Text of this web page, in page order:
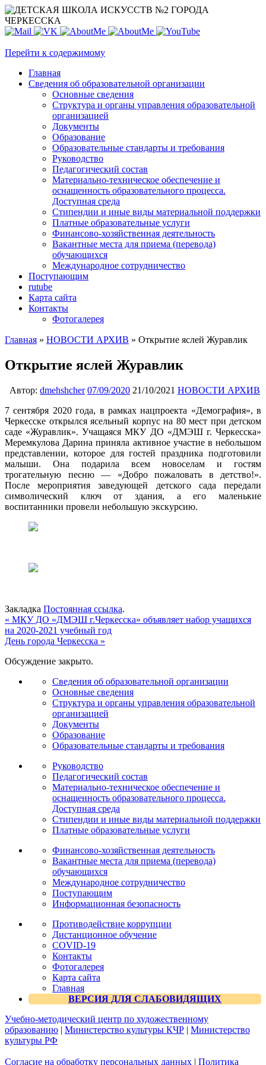
Перейти к содержимому
Главная
Сведения об образовательной организации
Основные сведения
Структура и органы управления образовательной
организацией
Документы
Образование
Образовательные стандарты и требования
Руководство
Педагогический состав
Материально-техническое обеспечение и
оснащенность образовательного процесса.
Доступная среда
Стипендии и иные виды материальной поддержки
Платные образовательные услуги
Финансово-хозяйственная деятельность
Вакантные места для приема (перевода)
обучающихся
Международное сотрудничество
Поступающим
rutube
Карта сайта
Контакты
Фотогалерея
Главная » НОВОСТИ АРХИВ » Открытие яслей Журавлик
Открытие яслей Журавлик
Автор: dmehshcher 07/09/2020 21/10/2021 НОВОСТИ АРХИВ
7 сентября 2020 года, в рамках нацпроекта «Демография», в
Черкесске открылся ясельный корпус на 80 мест при детском
саде «Журавлик». Учащаяся МКУ ДО «ДМЭШ г. Черкесска»
Меремкулова Дарина приняла активное участие в небольшом
представлении, которое для гостей праздника подготовили
малыши. Она подарила всем новоселам и гостям
трогательную песню — «Добро пожаловать в детство!».
После мероприятия заведующей детского сада передали
символический ключ от здания, а его маленькие
воспитанники провели небольшую экскурсию.
Закладка Постоянная ссылка.
« МКУ ДО «ДМЭШ г.Черкесска» объявляет набор учащихся
на 2020-2021 учебный год
День города Черкесска »
Обсуждение закрыто.
Сведения об образовательной организации
Основные сведения
Структура и органы управления образовательной
организацией
Документы
Образование
Образовательные стандарты и требования
Руководство
Педагогический состав
Материально-техническое обеспечение и
оснащенность образовательного процесса.
Доступная среда
Стипендии и иные виды материальной поддержки
Платные образовательные услуги
Финансово-хозяйственная деятельность
Вакантные места для приема (перевода)
обучающихся
Международное сотрудничество
Поступающим
Информационная безопасность
Противодействие коррупции
Дистанционное обучение
COVID-19
Контакты
Фотогалерея
Карта сайта
Главная
ВЕРСИЯ ДЛЯ СЛАБОВИДЯЩИХ
Учебно-методический центр по художественному
образованию | Министерство культуры КЧР | Министерство
культуры РФ
Согласие на обработку персональных данных | Политика